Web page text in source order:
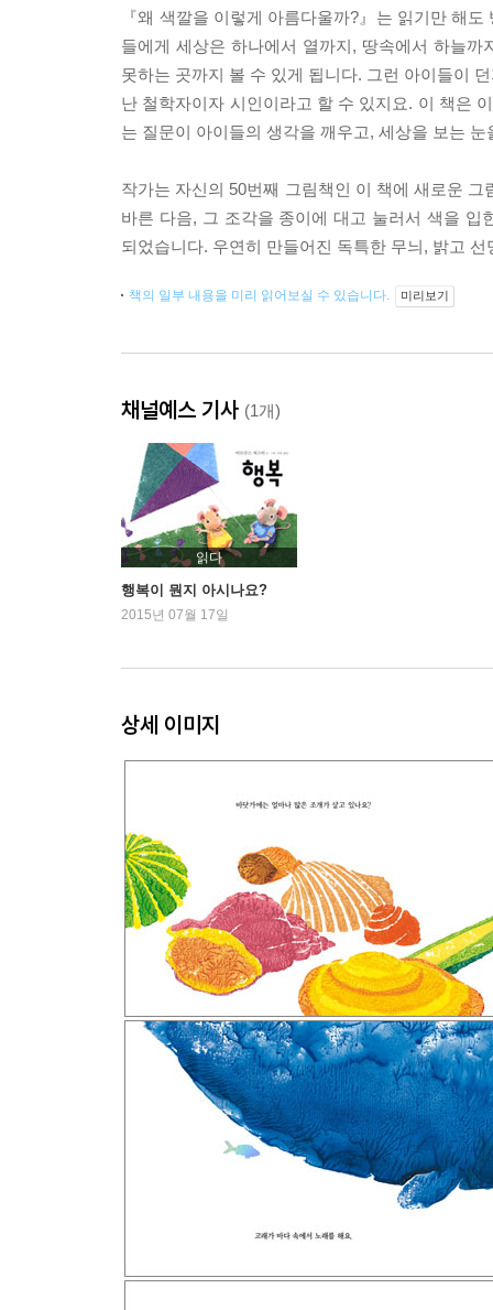
『왜 색깔을 이렇게 아름다울까?』는 읽기만 해
들에게 세상은 하나에서 열까지, 땅속에서 하늘
못하는 곳까지 볼 수 있게 됩니다. 그런 아이들이
난 철학자이자 시인이라고 할 수 있지요. 이 책은
는 질문이 아이들의 생각을 깨우고, 세상을 보는 눈
작가는 자신의 50번째 그림책인 이 책에 새로운
바른 다음, 그 조각을 종이에 대고 눌러서 색을
되었습니다. 우연히 만들어진 독특한 무늬, 밝고
책의 일부 내용을 미리 읽어보실 수 있습니다. 미리보기
채널예스 기사 (1개)
읽다
행복이 뭔지 아시나요?
2015년 07월 17일
상세 이미지